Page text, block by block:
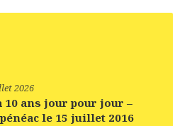
2026
10 ans jour pour jour –
le 15 juillet 2016